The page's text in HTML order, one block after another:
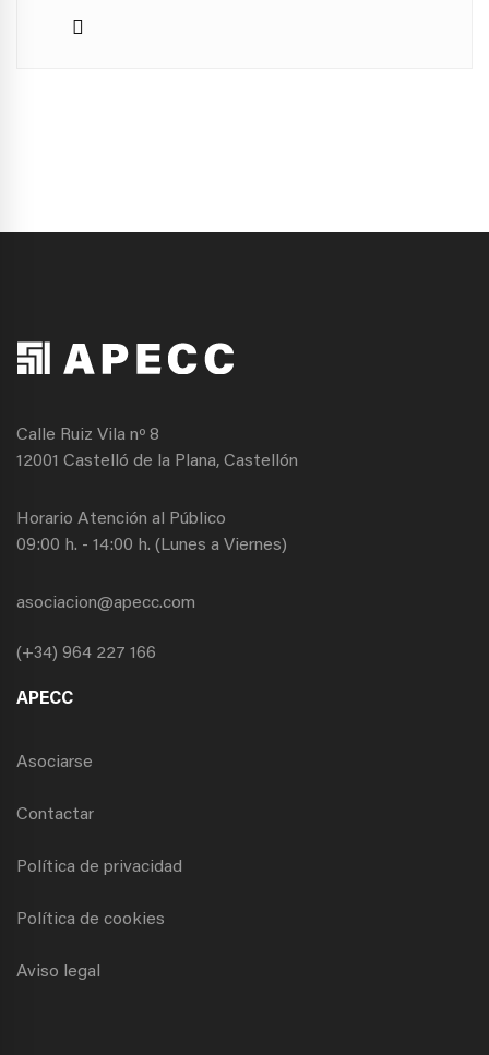
Calle Ruiz Vila nº 8
12001 Castelló de la Plana, Castellón
Horario Atención al Público
09:00 h. - 14:00 h. (Lunes a Viernes)
asociacion@apecc.com
(+34) 964 227 166
APECC
Asociarse
Contactar
Política de privacidad
Política de cookies
Aviso legal